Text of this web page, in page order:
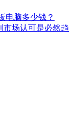
电脑多少钱？
市场认可是必然趋